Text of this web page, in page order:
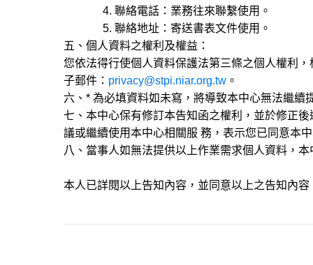
4. 聯絡電話：業務往來聯繫使用。
5. 聯絡地址：寄送書表文件使用。
五、個人資料之權利及權益：
您依法得行使個人資料保護法第三條之個人權利
子郵件： privacy@stpi.niar.org.tw 。
六、* 為必填資料如未寫，將導致本中心無法繼續
七、本中心保有修訂本告知函之權利，並於修正
議或繼續使用本中心相關服 務，表示您已同意本
八、當事人如無法提供以上作業需求個人資料，
本人已詳閱以上告知內容，並同意以上之告知內容